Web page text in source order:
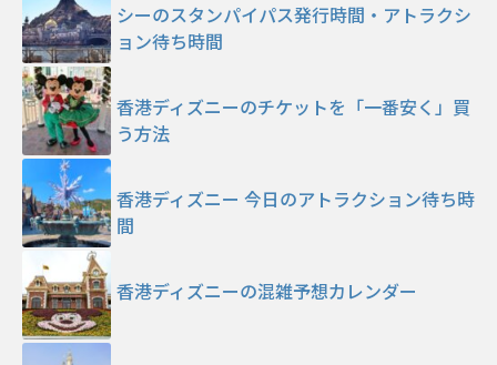
シーのスタンパイパス発行時間・アトラクシ
ョン待ち時間
香港ディズニーのチケットを「一番安く」買
う方法
香港ディズニー 今日のアトラクション待ち時
間
香港ディズニーの混雑予想カレンダー